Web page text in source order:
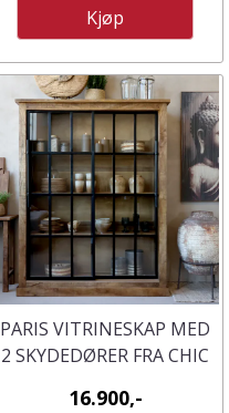
Kjøp
PARIS VITRINESKAP MED
2 SKYDEDØRER FRA CHIC
16.900,-